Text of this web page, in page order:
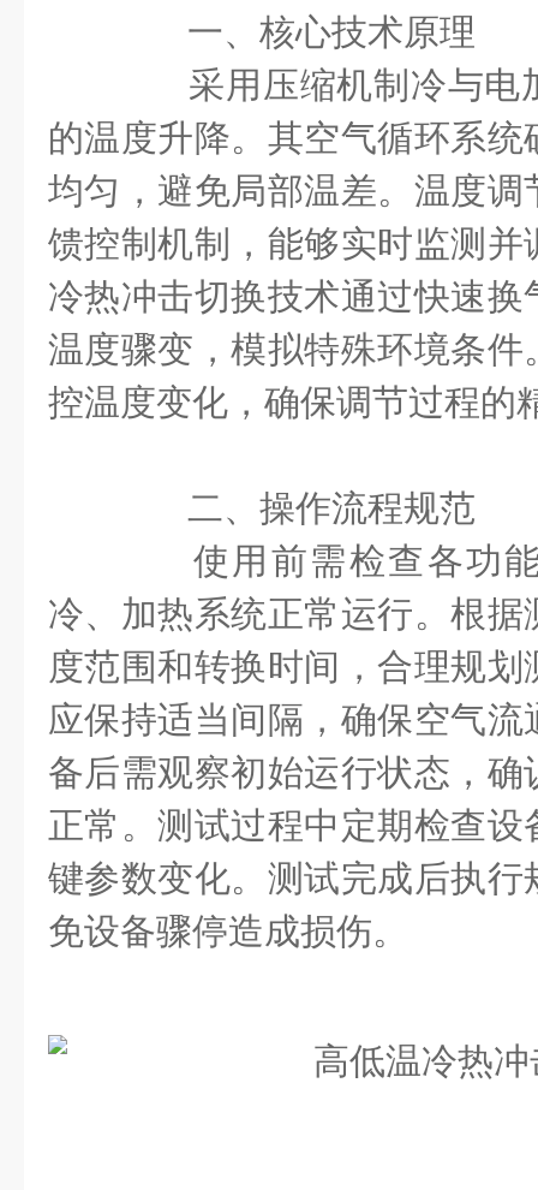
一、核心技术原理
采用压缩机制冷与电
的温度升降。其空气循环系
均匀，避免局部温差。温度
馈控制机制，能够实时监测
冷热冲击切换技术通过快速
温度骤变，模拟特殊环境条
控温度变化，确保调节过程的
二、操作流程规范
使用前需检查各功能
冷、加热系统正常运行。根
度范围和转换时间，合理规
应保持适当间隔，确保空气
备后需观察初始运行状态，
正常。测试过程中定期检查
键参数变化。测试完成后执
免设备骤停造成损伤。